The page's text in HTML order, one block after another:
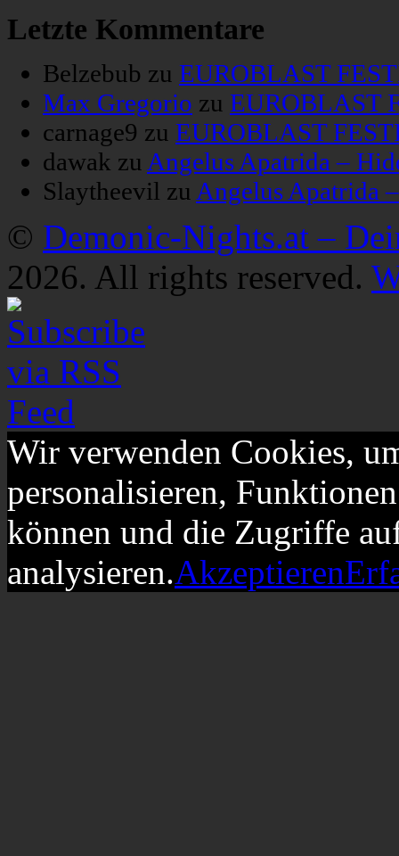
Letzte Kommentare
Belzebub zu EUROBLAST
Max Gregorio zu EUROBLAST
carnage9 zu EUROBLAST
dawak zu Angelus Apatrida –
Slaytheevil zu Angelus Apatrida
© Demonic-Nights.at –
2026. All rights reserved.
Wir verwenden Cookies,
personalisieren,
können und die Zugriffe
analysieren.Akzeptieren